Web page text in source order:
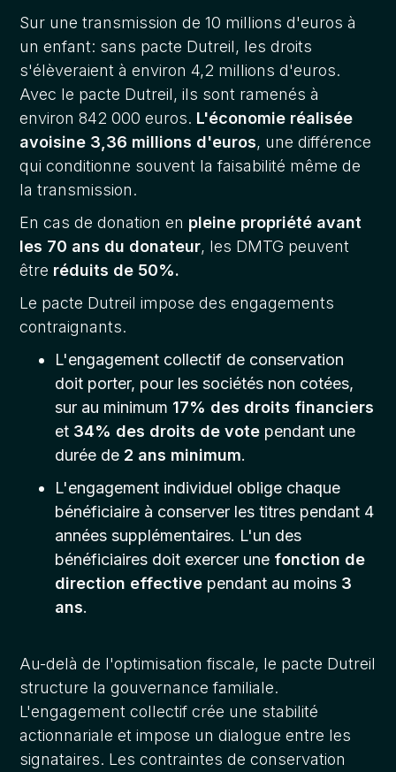
Sur une transmission de 10 millions d'euros à
un enfant: sans pacte Dutreil, les droits
s'élèveraient à environ 4,2 millions d'euros.
Avec le pacte Dutreil, ils sont ramenés à
environ 842 000 euros. L'économie réalisée
avoisine 3,36 millions d'euros, une différence
qui conditionne souvent la faisabilité même de
la transmission.
En cas de donation en pleine propriété avant
les 70 ans du donateur, les DMTG peuvent
être réduits de 50%.
Le pacte Dutreil impose des engagements
contraignants.
L'engagement collectif de conservation
doit porter, pour les sociétés non cotées,
sur au minimum 17% des droits financiers
et 34% des droits de vote pendant une
durée de 2 ans minimum.
L'engagement individuel oblige chaque
bénéficiaire à conserver les titres pendant 4
années supplémentaires. L'un des
bénéficiaires doit exercer une fonction de
direction effective pendant au moins 3
ans.
Au-delà de l'optimisation fiscale, le pacte Dutreil
structure la gouvernance familiale.
L'engagement collectif crée une stabilité
actionnariale et impose un dialogue entre les
signataires. Les contraintes de conservation